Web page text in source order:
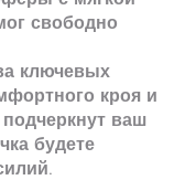
свободно
ключевых
кроя и
ваш
будете